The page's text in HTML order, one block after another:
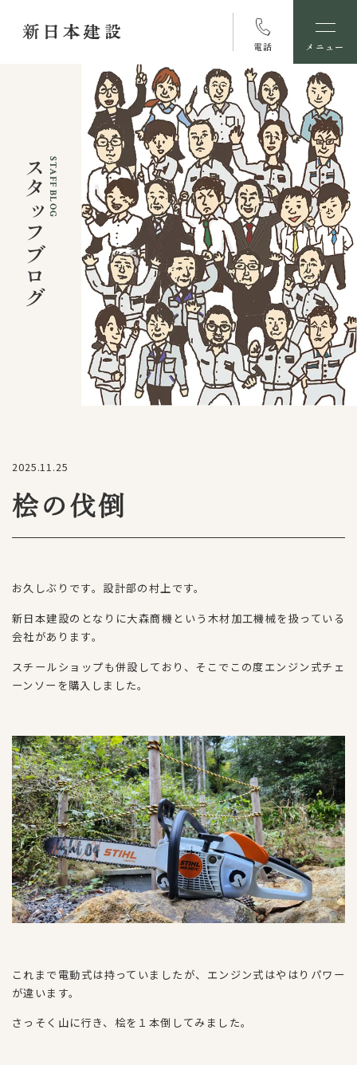
電話 メニュー
スタッフブログ
2025.11.25
桧の伐倒
お久しぶりです。設計部の村上です。
新日本建設のとなりに大森商機という木材加工機械を扱っている
会社があります。
スチールショップも併設しており、そこでこの度エンジン式チェ
ーンソーを購入しました。
これまで電動式は持っていましたが、エンジン式はやはりパワー
が違います。
さっそく山に行き、桧を１本倒してみました。